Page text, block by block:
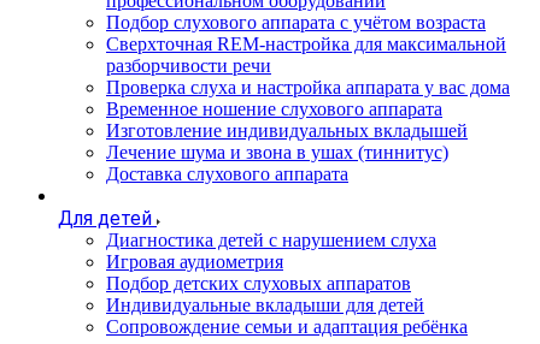
Подбор слухового аппарата с учётом возраста
Сверхточная REM-настройка для максимальной
разборчивости речи
Проверка слуха и настройка аппарата у вас дома
Временное ношение слухового аппарата
Изготовление индивидуальных вкладышей
Лечение шума и звона в ушах (тиннитус)
Доставка слухового аппарата
Для детей
Диагностика детей с нарушением слуха
Игровая аудиометрия
Подбор детских слуховых аппаратов
Индивидуальные вкладыши для детей
Сопровождение семьи и адаптация ребёнка